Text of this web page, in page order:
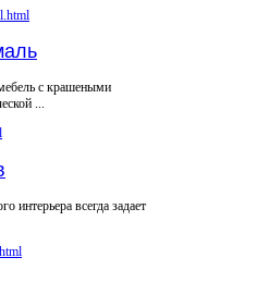
с крашеными
...
интерьера всегда задает